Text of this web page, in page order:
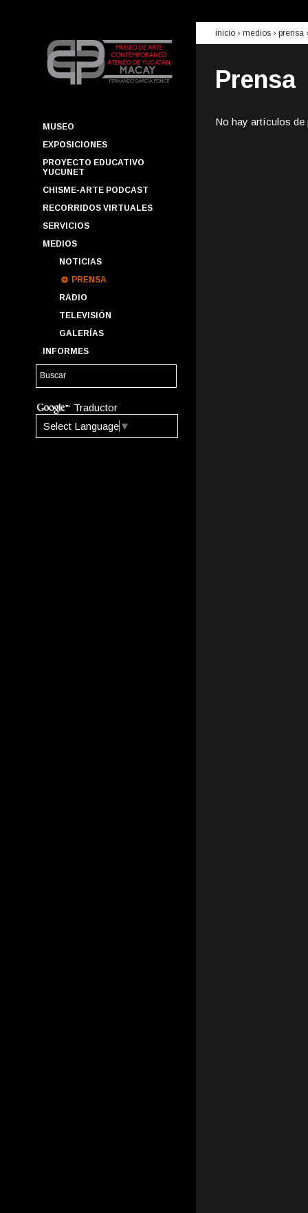
MUSEO
EXPOSICIONES
PROYECTO EDUCATIVO
YUCUNET
CHISME-ARTE PODCAST
RECORRIDOS VIRTUALES
SERVICIOS
MEDIOS
NOTICIAS
PRENSA
RADIO
TELEVISIÓN
GALERÍAS
INFORMES
Traductor
Select Language ▼
inicio › medios › prensa
Prensa
No hay artículos de